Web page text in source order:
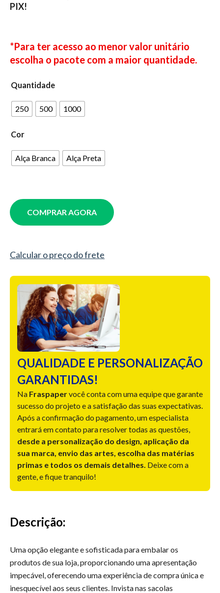
PIX!
*Para ter acesso ao menor valor unitário
escolha o pacote com a maior quantidade.
Quantidade
250 500 1000
Cor
Alça Branca Alça Preta
COMPRAR AGORA
Calcular o preço do frete
QUALIDADE E PERSONALIZAÇÃO
GARANTIDAS!
Na Fraspapervocê conta com uma equipe que garante
sucesso do projeto e a satisfação das suas expectativas.
Após a confirmação do pagamento, um especialista
entrará em contato para resolver todas as questões,
desde a personalização do design, aplicação da
sua marca, envio das artes, escolha das matérias
primas e todos os demais detalhes. Deixe com a
gente, e fique tranquilo!
Descrição:
Uma opção elegante e sofisticada para embalar os
produtos de sua loja, proporcionando uma apresentação
impecável, oferecendo uma experiência de compra única e
inesquecível aos seus clientes. Invista nas sacolas